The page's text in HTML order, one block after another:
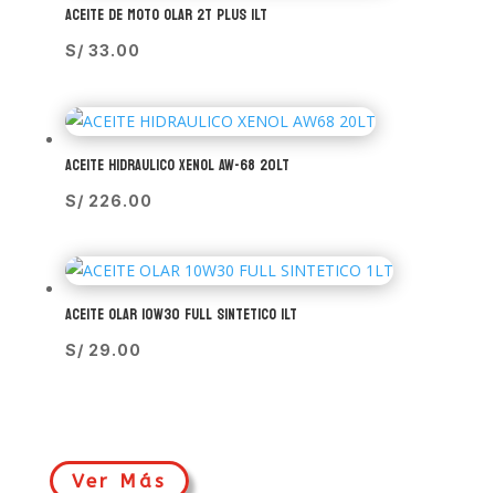
ACEITE DE MOTO OLAR 2T PLUS 1LT
S/ 33.00
ACEITE HIDRAULICO XENOL AW-68 20LT
S/ 226.00
ACEITE OLAR 10W30 FULL SINTETICO 1LT
S/ 29.00
Ver Más